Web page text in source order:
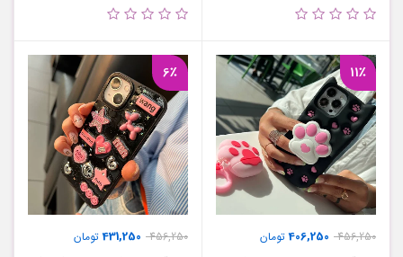
11٪
456,250
406,250تومان
6٪
456,250
431,250تومان